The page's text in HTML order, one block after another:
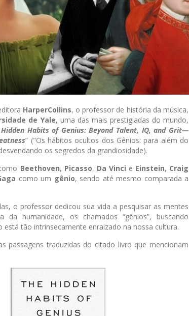
HarperCollins, o professor de história da música,
de Yale, uma das mais prestigiadas do mundo,
Hidden Habits of Genius: Beyond Talent, IQ, and Grit—
” ("Os hábitos ocultos dos Gênios: para além do
os segredos da grandiosidade).
Beethoven, Picasso, Da Vinci e Einstein, Craig
como um gênio, sendo até mesmo comparada a
o professor dedicou sua vida a pesquisar as mentes
da humanidade, os chamados “gênios”, buscando
tão intrinsecamente enraizado na nossa cultura.
passagens traduzidas do citado livro que mencionam